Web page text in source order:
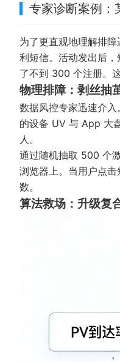
专家诊断案例：
为了更直观地理解排
利短信。活动发出后
了不到 300 个注册。
物理排障：剥丝抽
数据风控专家迅速介
的设备 UV 与 App 大
人。
通过随机抽取 500 个
浏览器上。当用户点
数。
算法救场：升级复